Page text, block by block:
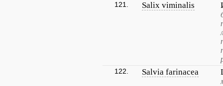
121. Salix viminalis
122. Salvia farinacea